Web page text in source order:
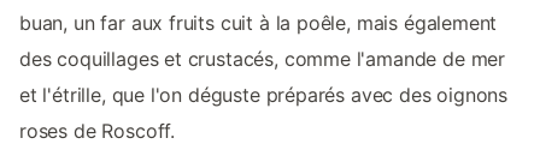
buan, un far aux fruits cuit à la poêle, mais également
des coquillages et crustacés, comme l'amande de mer
et l'étrille, que l'on déguste préparés avec des oignons
roses de Roscoff.